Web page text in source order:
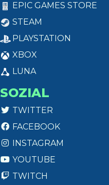
EPIC GAMES STORE
STEAM
PLAYSTATION
XBOX
LUNA
SOZIAL
TWITTER
FACEBOOK
INSTAGRAM
YOUTUBE
TWITCH